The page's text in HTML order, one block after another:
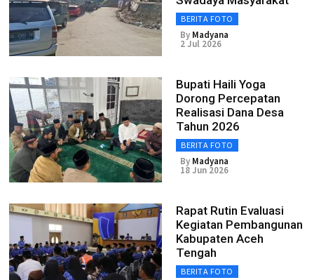
BERITA FOTO
By Madyana
2 Jul 2026
Bupati Haili Yoga
Dorong Percepatan
Realisasi Dana Desa
Tahun 2026
BERITA FOTO
By Madyana
18 Jun 2026
Rapat Rutin Evaluasi
Kegiatan Pembangunan
Kabupaten Aceh
Tengah
BERITA FOTO